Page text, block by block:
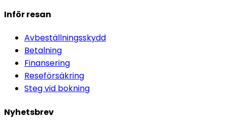
Inför resan
Avbeställningsskydd
Betalning
Finansering
Reseförsäkring
Steg vid bokning
Nyhetsbrev